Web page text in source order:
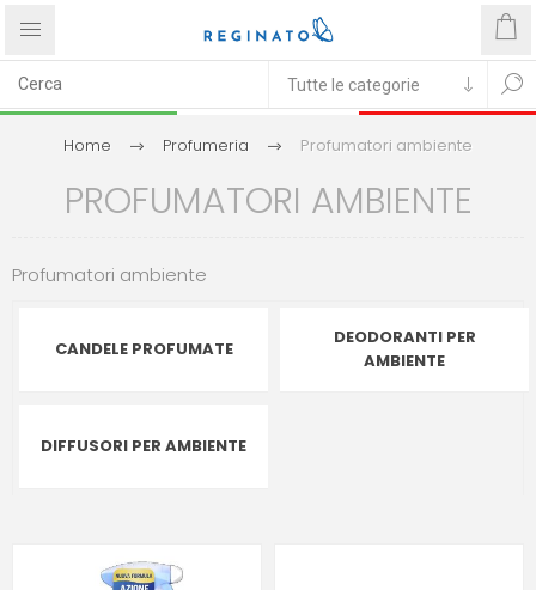
Home Profumeria Profumatori ambiente
PROFUMATORI AMBIENTE
Profumatori ambiente
CANDELE PROFUMATE
DEODORANTI PER
AMBIENTE
DIFFUSORI PER AMBIENTE